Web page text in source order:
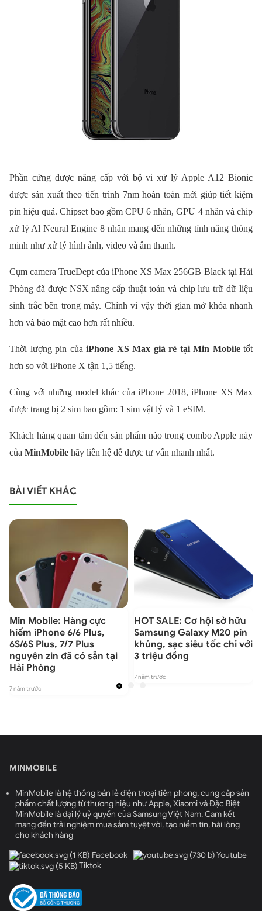
Phần cứng được nâng cấp với bộ vi xử lý Apple A12 Bionic
được sản xuất theo tiến trình 7nm hoàn toàn mới giúp tiết kiệm
pin hiệu quả. Chipset bao gồm CPU 6 nhân, GPU 4 nhân và chip
xử lý Al Neural Engine 8 nhân mang đến những tính năng thông
minh như xử lý hình ảnh, video và âm thanh.
Cụm camera TrueDept của iPhone XS Max 256GB Black tại Hải
Phòng đã được NSX nâng cấp thuật toán và chip lưu trữ dữ liệu
sinh trắc bên trong máy. Chính vì vậy thời gian mở khóa nhanh
hơn và bảo mật cao hơn rất nhiều.
Thời lượng pin của iPhone XS Max giá rẻ tại Min Mobiletốt
hơn so với iPhone X tận 1,5 tiếng.
Cùng với những model khác của iPhone 2018, iPhone XS Max
được trang bị 2 sim bao gồm: 1 sim vật lý và 1 eSIM.
Khách hàng quan tâm đến sản phẩm nào trong combo Apple này
của MinMobile hãy liên hệ để được tư vấn nhanh nhất.
BÀI VIẾT KHÁC
Min Mobile: Hàng cực
hiếm iPhone 6/6 Plus,
6S/6S Plus, 7/7 Plus
nguyên zin đã có sẵn tại
Hải Phòng
7 năm trước
HOT SALE: Cơ hội sở hữu
Samsung Galaxy M20 pin
khủng, sạc siêu tốc chỉ với
3 triệu đồng
7 năm trước
MINMOBILE
MinMobile là hệ thống bán lẻ điện thoại tiên phong, cung cấp sản
phẩm chất lượng từ thương hiệu như Apple, Xiaomi và Đặc Biệt
MinMobile là đại lý uỷ quyền của Samsung Việt Nam. Cam kết
mang đến trải nghiệm mua sắm tuyệt vời, tạo niềm tin, hài lòng
cho khách hàng
Facebook
Youtube
Tiktok